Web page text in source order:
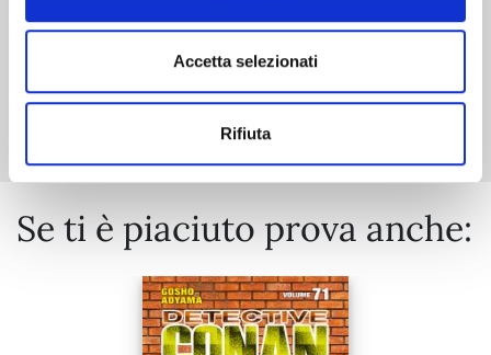
Accetta selezionati
Rifiuta
Mostra tutto
Se ti è piaciuto prova anche: